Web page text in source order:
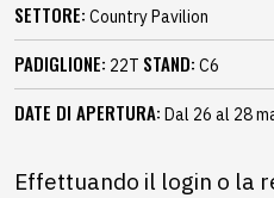
SETTORE: Country Pavilion
PADIGLIONE: 22T STAND: C6
DATE DI APERTURA: Dal 26 al 28
Effettuando il login o la